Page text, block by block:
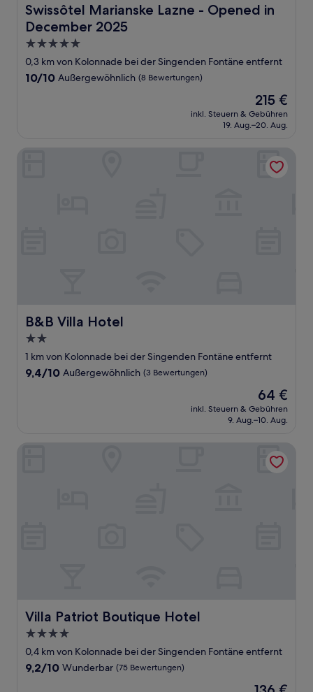
Swissôtel Marianske Lazne - Opened in
December 2025
Swissôtel Marianske Lazne - Opened in December 2025
5.0-
Sterne-
Unterkunft
0,3 km von Kolonnade bei der Singenden Fontäne entfernt
10.0
10/10 Außergewöhnlich (8 Bewertungen)
Der
Preis
beträgt
215 €
inkl. Steuern & Gebühren
19. Aug.–20. Aug.
B&B Villa Hotel
B&B Villa Hotel
2.0-
Sterne-
Unterkunft
1 km von Kolonnade bei der Singenden Fontäne entfernt
9.4
9,4/10 Außergewöhnlich (3 Bewertungen)
Der
Preis
beträgt
64 €
inkl. Steuern & Gebühren
9. Aug.–10. Aug.
Villa Patriot Boutique Hotel
Villa Patriot Boutique Hotel
4.0-
Sterne-
Unterkunft
0,4 km von Kolonnade bei der Singenden Fontäne entfernt
9.2
9,2/10 Wunderbar (75 Bewertungen)
Der